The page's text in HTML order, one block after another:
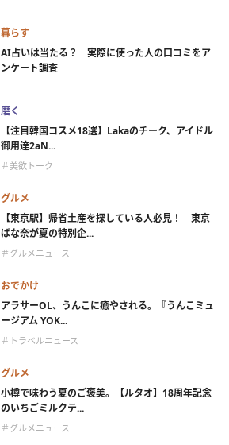
暮らす
AI占いは当たる？ 実際に使った人の口コミをア
ンケート調査
磨く
【注目韓国コスメ18選】Lakaのチーク、アイドル
御用達2aN...
＃美欲トーク
グルメ
【東京駅】帰省土産を探している人必見！ 東京
ばな奈が夏の特別企...
＃グルメニュース
おでかけ
アラサーOL、うんこに癒やされる。『うんこミュ
ージアム YOK...
＃トラベルニュース
グルメ
小樽で味わう夏のご褒美。【ルタオ】18周年記念
のいちごミルクテ...
＃グルメニュース